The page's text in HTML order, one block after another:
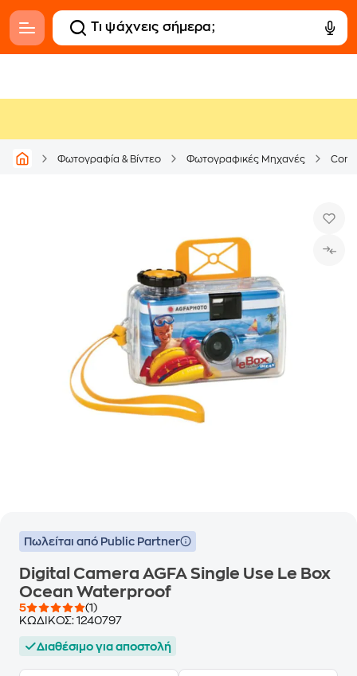
Φωτογραφία & Βίντεο Φωτογραφικές Μηχανές
Πωλείται από Public Partner
Digital Camera AGFA Single Use Le Box
Ocean Waterproof
5
(1)
ΚΩΔΙΚΟΣ: 1240797
Διαθέσιμο για αποστολή